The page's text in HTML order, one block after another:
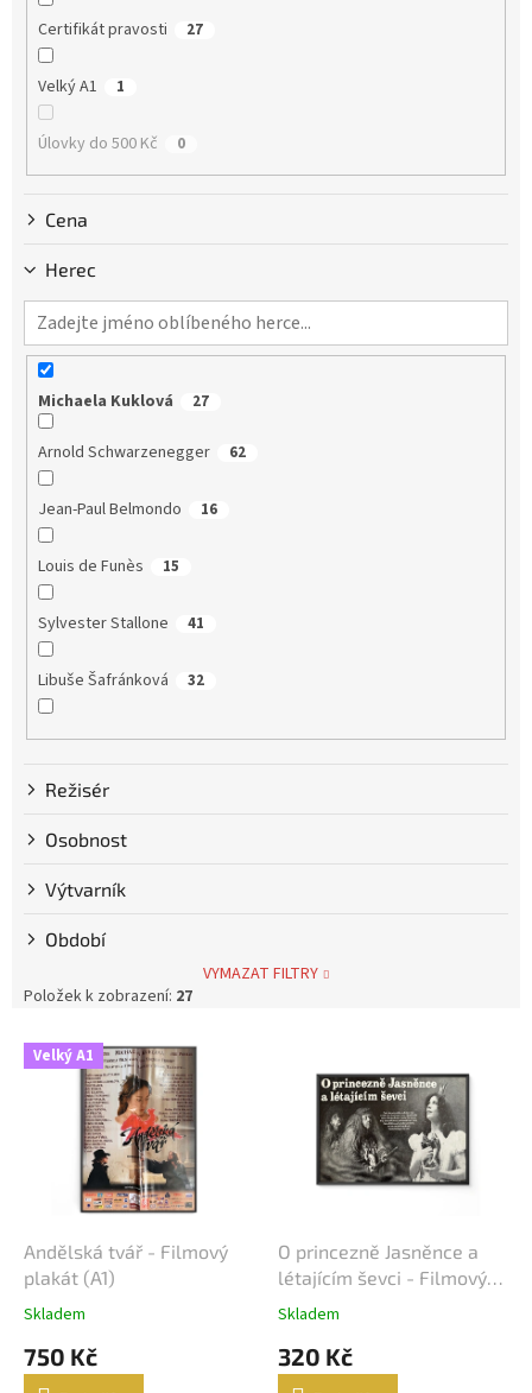
Certifikát pravosti 27
Velký A1 1
Úlovky do 500 Kč 0
Cena
Herec
Michaela Kuklová 27
Arnold Schwarzenegger 62
Jean-Paul Belmondo 16
Louis de Funès 15
Sylvester Stallone 41
Libuše Šafránková 32
Dustin Hoffman 58
Clint Eastwood
Bruce Willis
Steve McQueen
Julia Roberts 69
Jiří Bartoška 59
Miroslav Donutil 56
Nicolas Cage 55
Vlastimil Brodský
Brad Pitt 48
Režisér
Osobnost
Výtvarník
Období
VYMAZAT FILTRY
Položek k zobrazení: 27
V Velký A1
Andělská tvář - Filmový
plakát (A1)
Skladem
750 Kč
O princezně Jasněnce a
létajícím ševci - Filmový
plakát / Fotoska / Slepka
Skladem
320 Kč